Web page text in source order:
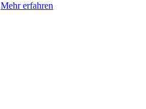
Mehr erfahren